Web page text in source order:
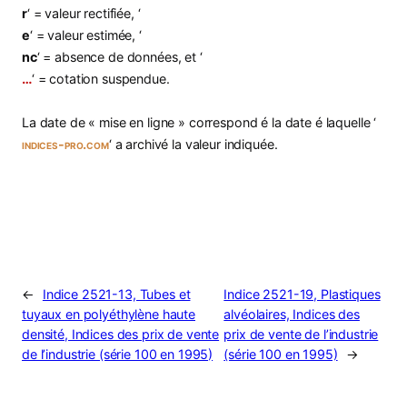
r‘ = valeur rectifiée, ‘
e‘ = valeur estimée, ‘
nc‘ = absence de données, et ‘
…‘ = cotation suspendue.
La date de « mise en ligne » correspond é la date é laquelle ‘
indices-pro.com‘ a archivé la valeur indiquée.
←
Indice 2521-13, Tubes et
tuyaux en polyéthylène haute
densité, Indices des prix de vente
de l’industrie (série 100 en 1995)
Indice 2521-19, Plastiques
alvéolaires, Indices des
prix de vente de l’industrie
(série 100 en 1995)
→